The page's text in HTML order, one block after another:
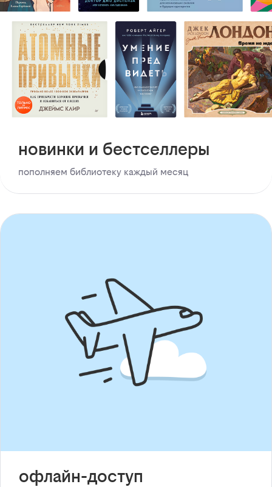
новинки и бестселлеры
пополняем библиотеку каждый месяц
офлайн-доступ